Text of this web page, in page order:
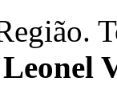
Leonel